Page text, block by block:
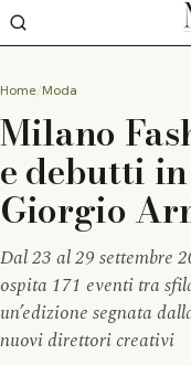
Home Moda
Milano
e debutti
Giorgio
Dal 23 al 29 settembre
ospita 171 eventi tra
un’edizione segnata
nuovi direttori creativi